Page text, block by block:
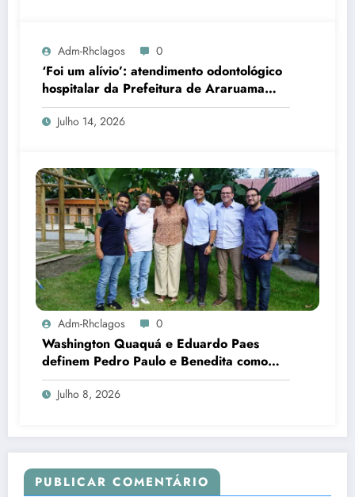
Adm-Rhclagos 0
‘Foi um alívio’: atendimento odontológico
hospitalar da Prefeitura de Araruama
transforma rotina de famílias atípicas
Julho 14, 2026
Adm-Rhclagos 0
Washington Quaquá e Eduardo Paes
definem Pedro Paulo e Benedita como
candidatos ao Senado no Rio
Julho 8, 2026
PUBLICAR COMENTÁRIO